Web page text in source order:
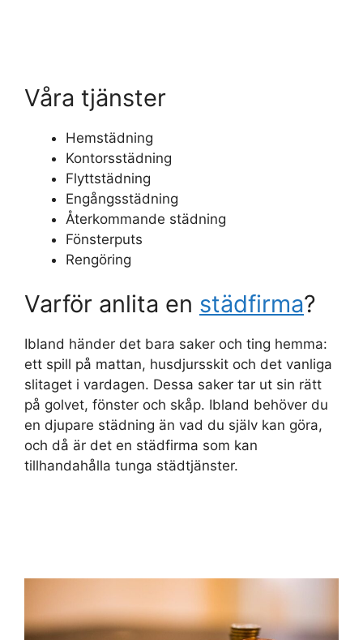
Våra tjänster
Hemstädning
Kontorsstädning
Flyttstädning
Engångsstädning
Återkommande städning
Fönsterputs
Rengöring
Varför anlita en städfirma?
Ibland händer det bara saker och ting hemma:
ett spill på mattan, husdjursskit och det vanliga
slitaget i vardagen. Dessa saker tar ut sin rätt
på golvet, fönster och skåp. Ibland behöver du
en djupare städning än vad du själv kan göra,
och då är det en städfirma som kan
tillhandahålla tunga städtjänster.